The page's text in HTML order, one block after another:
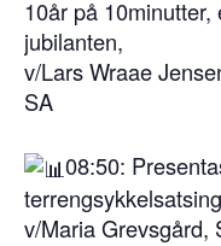
10år på
jubilanten,
v/Lars Wraae
SA
08:50:
v/Maria Grevsgård,